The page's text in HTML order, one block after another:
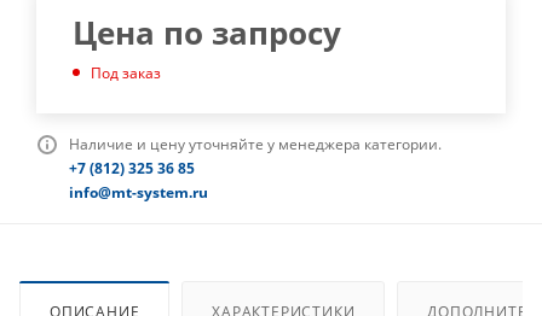
Цена по запросу
Под заказ
Наличие и цену уточняйте у менеджера категории.
+7 (812) 325 36 85
info@mt-system.ru
ОПИСАНИЕ ХАРАКТЕРИСТИКИ